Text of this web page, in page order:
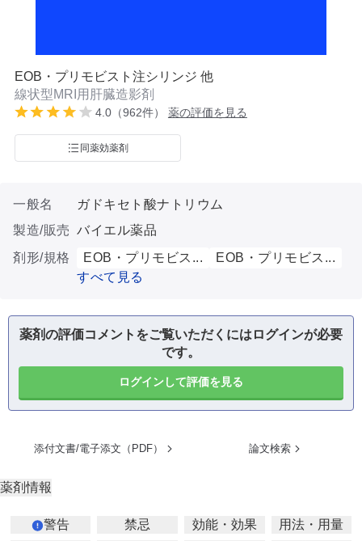
EOB・プリモビスト注シリンジ 他
線状型MRI用肝臓造影剤
4.0（962件） 薬の評価を見る
同薬効薬剤
一般名
ガドキセト酸ナトリウム
製造/販売 バイエル薬品
剤形/規格
EOB・プリモビス...
EOB・プリモビス...
すべて見る
薬剤の評価コメントをご覧いただくにはログインが必要
です。
ログインして評価を見る
添付文書/電子添文（PDF） 論文検索
薬剤情報
警告 禁忌 効能・効果
用法・用量